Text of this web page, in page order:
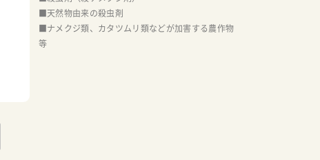
■天然物由来の殺虫剤
■ナメクジ類、カタツムリ類などが加害する農作物
等